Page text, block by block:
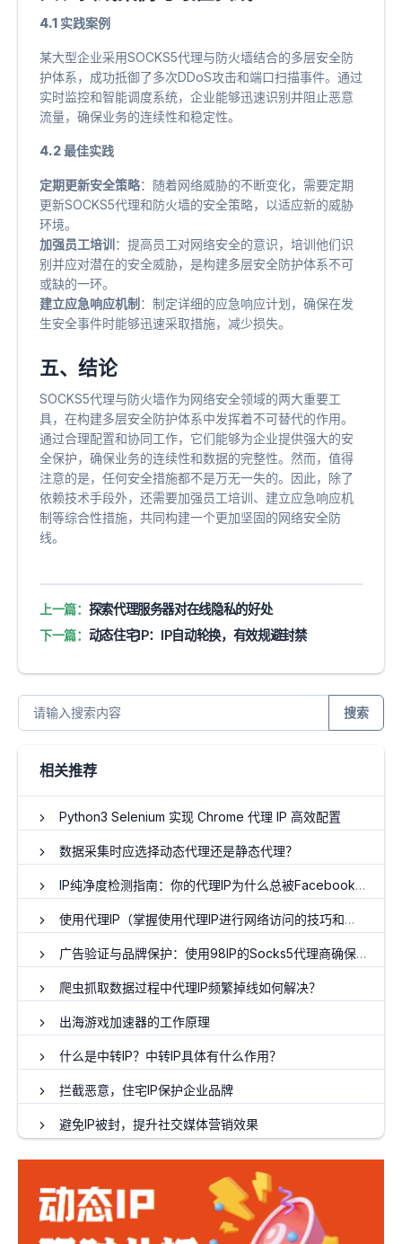
4.1 实践案例
某大型企业采用SOCKS5代理与防火墙结合的多层安全防
护体系，成功抵御了多次DDoS攻击和端口扫描事件。通过
实时监控和智能调度系统，企业能够迅速识别并阻止恶意
流量，确保业务的连续性和稳定性。
4.2 最佳实践
定期更新安全策略​：随着网络威胁的不断变化，需要定期
更新SOCKS5代理和防火墙的安全策略，以适应新的威胁
环境。
加强员工培训 ​：提高员工对网络安全的意识，培训他们识
别并应对潜在的安全威胁，是构建多层安全防护体系不可
或缺的一环。
建立应急响应机制 ​：制定详细的应急响应计划，确保在发
生安全事件时能够迅速采取措施，减少损失。
五、结论
SOCKS5代理与防火墙作为网络安全领域的两大重要工
具，在构建多层安全防护体系中发挥着不可替代的作用。
通过合理配置和协同工作，它们能够为企业提供强大的安
全保护，确保业务的连续性和数据的完整性。然而，值得
注意的是，任何安全措施都不是万无一失的。因此，除了
依赖技术手段外，还需要加强员工培训、建立应急响应机
制等综合性措施，共同构建一个更加坚固的网络安全防
线。
上一篇： 探索代理服务器对在线隐私的好处
下一篇： 动态住宅IP：IP自动轮换，有效规避封禁
搜索
相关推荐
Python3 Selenium 实现 Chrome 代理 IP 高效配置
数据采集时应选择动态代理还是静态代理？
IP纯净度检测指南：你的代理IP为什么总被Facebook标记？
使用代理IP（掌握使用代理IP进行网络访问的技巧和方法）
广告验证与品牌保护：使用98IP的Socks5代理商确保广告的真实投放
爬虫抓取数据过程中代理IP频繁掉线如何解决？
出海游戏加速器的工作原理
什么是中转IP？中转IP具体有什么作用？
拦截恶意，住宅IP保护企业品牌
避免IP被封，提升社交媒体营销效果